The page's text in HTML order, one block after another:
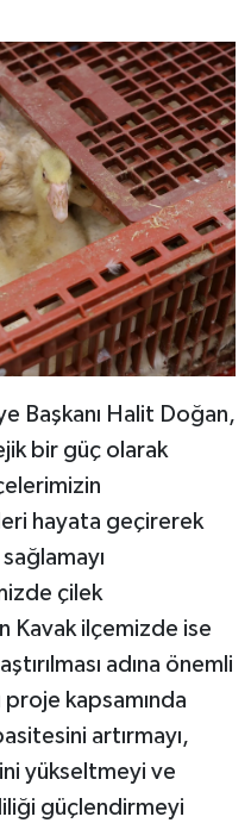
Başkanı Halit Doğan,
bir güç olarak
hayata geçirerek
çilek
Kavak ilçemizde ise
adına önemli
kapsamında
artırmayı,
yükseltmeyi ve
güçlendirmeyi